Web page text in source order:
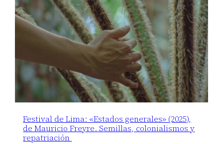
Festival de Lima: «Estados generales» (2025),
de Mauricio Freyre. Semillas, colonialismos y
repatriación